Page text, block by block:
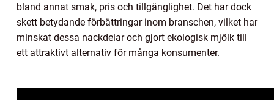
bland annat smak, pris och tillgänglighet. Det har dock
skett betydande förbättringar inom branschen, vilket har
minskat dessa nackdelar och gjort ekologisk mjölk till
ett attraktivt alternativ för många konsumenter.